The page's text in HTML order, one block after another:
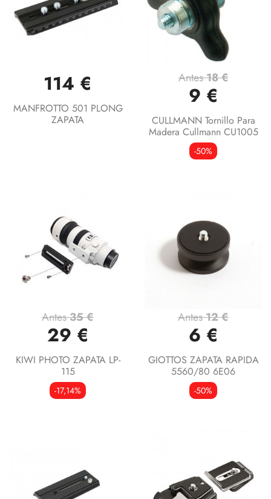
114 €
MANFROTTO 501 PLONG
ZAPATA
Antes18 €
9 €
CULLMANN Tornillo Para
Madera Cullmann CU1005
-50%
Antes35 €
29 €
KIWI PHOTO ZAPATA LP-
115
-17,14%
Antes12 €
6 €
GIOTTOS ZAPATA RAPIDA
5560/80 6E06
-50%